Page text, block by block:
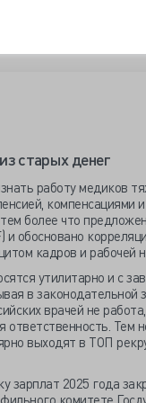
старых денег
работу медиков
компенсациями
более что
и обосновано
кадров и рабочей
утилитарно и с
в
врачей не
ответственность.
выходят в ТОП
зарплат 2025 года
комитете